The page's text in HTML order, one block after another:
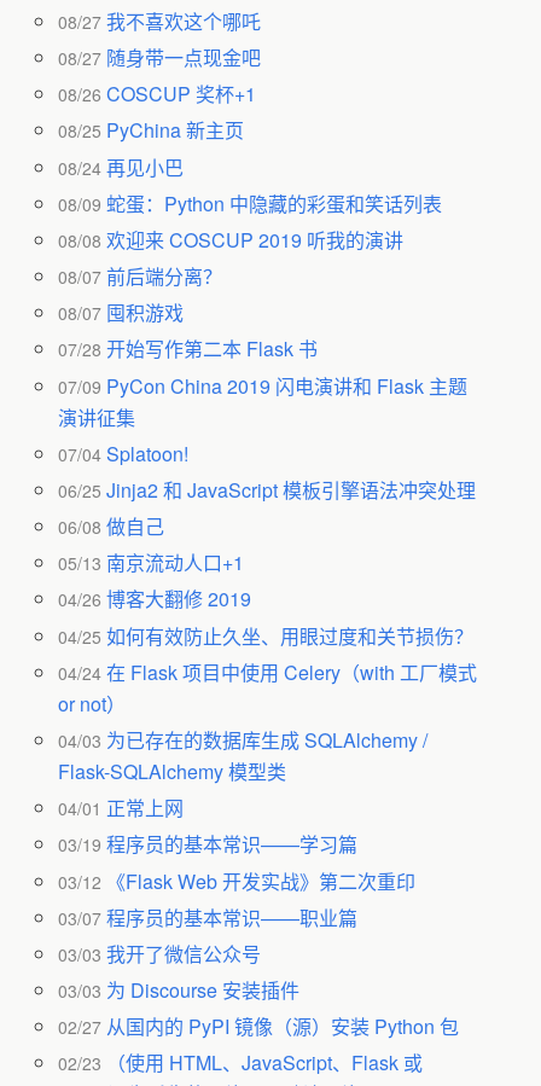
08/27我不喜欢这个哪吒
08/27 随身带一点现金吧
08/26COSCUP 奖杯+1
08/25 PyChina 新主页
08/24再见小巴
08/09 蛇蛋：Python 中隐藏的彩蛋和笑话列表
08/08欢迎来 COSCUP 2019 听我的演讲
08/07前后端分离？
08/07 囤积游戏
07/28开始写作第二本 Flask 书
07/09 PyCon China 2019 闪电演讲和 Flask 主题
演讲征集
07/04Splatoon!
06/25Jinja2 和 JavaScript 模板引擎语法冲突处理
06/08做自己
05/13 南京流动人口+1
04/26博客大翻修 2019
04/25如何有效防止久坐、用眼过度和关节损伤？
04/24在 Flask 项目中使用 Celery（with 工厂模式
or not）
04/03 为已存在的数据库生成 SQLAlchemy /
Flask-SQLAlchemy 模型类
04/01 正常上网
03/19程序员的基本常识——学习篇
03/12 《Flask Web 开发实战》第二次重印
03/07程序员的基本常识——职业篇
03/03我开了微信公众号
03/03 为 Discourse 安装插件
02/27 从国内的 PyPI 镜像（源）安装 Python 包
02/23
（使用 HTML、JavaScript、Flask 或